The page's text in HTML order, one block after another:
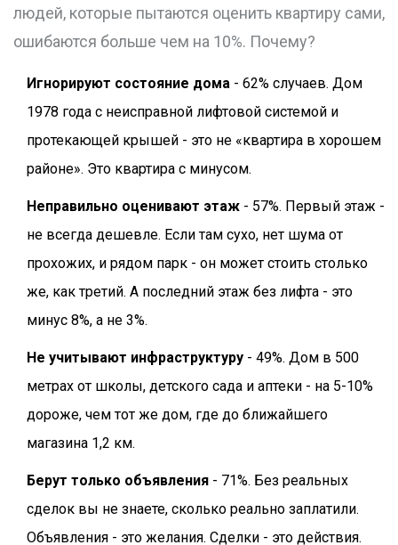
людей, которые пытаются оценить квартиру сами,
ошибаются больше чем на 10%. Почему?
Игнорируют состояние дома - 62% случаев. Дом
1978 года с неисправной лифтовой системой и
протекающей крышей - это не «квартира в хорошем
районе». Это квартира с минусом.
Неправильно оценивают этаж - 57%. Первый этаж -
не всегда дешевле. Если там сухо, нет шума от
прохожих, и рядом парк - он может стоить столько
же, как третий. А последний этаж без лифта - это
минус 8%, а не 3%.
Не учитывают инфраструктуру - 49%. Дом в 500
метрах от школы, детского сада и аптеки - на 5-10%
дороже, чем тот же дом, где до ближайшего
магазина 1,2 км.
Берут только объявления - 71%. Без реальных
сделок вы не знаете, сколько реально заплатили.
Объявления - это желания. Сделки - это действия.